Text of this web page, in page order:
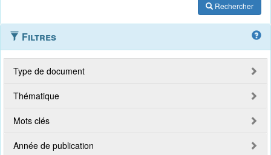
Rechercher
Filtres
Type de document
Thématique
Mots clés
Année de publication